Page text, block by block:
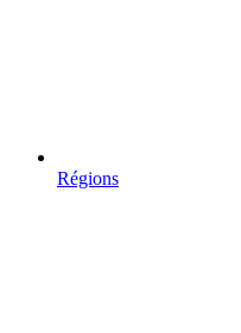
Régions